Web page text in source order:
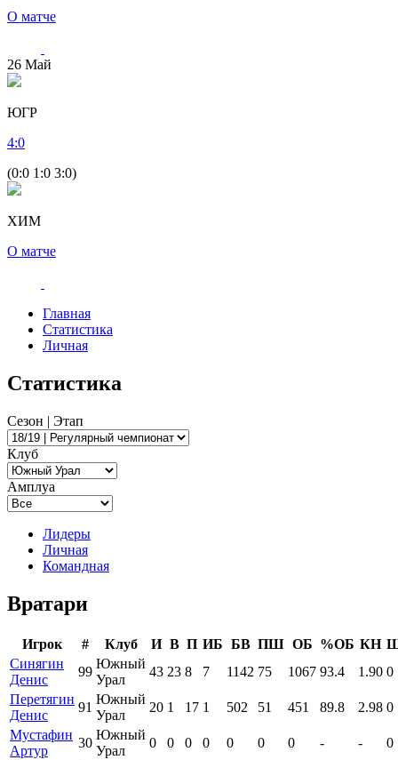
О матче
26 Май
ЮГР
4:0
(0:0 1:0 3:0)
ХИМ
О матче
Главная
Статистика
Личная
Статистика
Сезон | Этап
Клуб
Амплуа
Лидеры
Личная
Командная
Вратари
Игрок # Клуб И В П ИБ БВ ПШ ОБ %ОБ КН
Синягин
Денис
99
Южный
Урал
43 23 8 7 1142 75 1067 93.4 1.90 0
Перетягин
Денис
91
Южный
Урал
20 1 17 1 502 51 451 89.8 2.98 0
Мустафин
Артур
30
Южный
Урал
0 0 0 0 0 0 0 - -
0